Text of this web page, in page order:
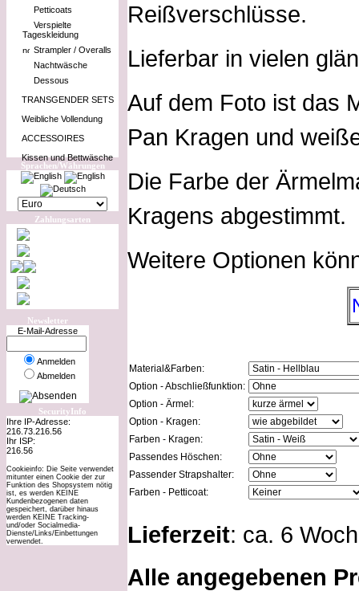
Petticoats
Verspielte
Tageskleidung
Strampler / Overalls
Nachtwäsche
Dessous
TRANSGENDER SETS
Weibliche Vollendung
ACCESSOIRES
Kissen und Bettwäsche
Sprachen/Währungen
Zahlungsarten
Newsletter
E-Mail-Adresse
Anmelden
Abmelden
SecurityInfo
Ihre IP-Adresse:
216.73.216.56
Ihr ISP:
216.56
Cookieinfo: Die Seite verwendet
mitunter einen Cookie der zur
Funktion des Shopsystem nötig
ist, es werden KEINE
Kundenbezogenen daten
gespeichert, darüber hinaus
werden KEINE Tracking-
und/oder Socialmedia-
Dienste/Links/Einbettungen
verwendet.
Reißverschlüsse.
Lieferbar in vielen
Auf dem Foto ist das
Pan Kragen und
Die Farbe der
Kragens abgestimmt.
Weitere Optionen
Material&Farben:
Option - Abschließfunktion:
Option - Ärmel:
Option - Kragen:
Farben - Kragen:
Passendes Höschen:
Passender Strapshalter:
Farben - Petticoat:
Lieferzeit: ca. 6
Alle angegebenen